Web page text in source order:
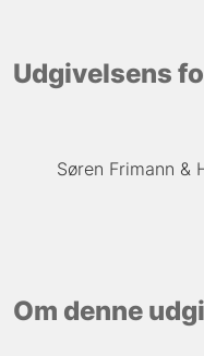
Udgivelsens
Søren Frimann
Om denne